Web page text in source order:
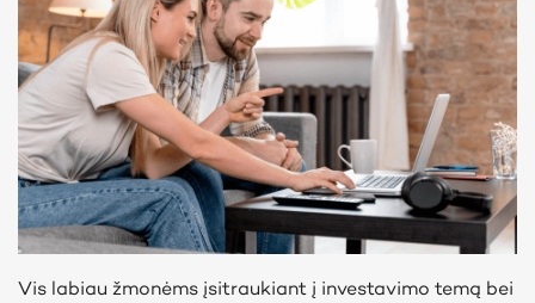
Vis labiau žmonėms įsitraukiant į investavimo temą bei